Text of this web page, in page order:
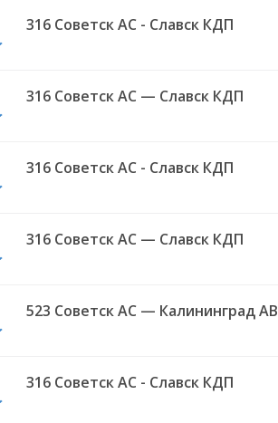
316 Советск АС - Славск КДП
316 Советск АС — Славск КДП
316 Советск АС - Славск КДП
316 Советск АС — Славск КДП
523 Советск АС — Калининград АВ
316 Советск АС - Славск КДП